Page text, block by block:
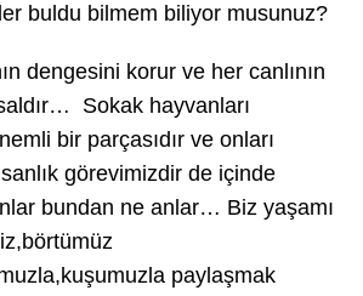
buldu bilmem biliyor musunuz?
dengesini korur ve her canlının
Sokak hayvanları
bir parçasıdır ve onları
görevimizdir de içinde
bundan ne anlar… Biz yaşamı
paylaşmak